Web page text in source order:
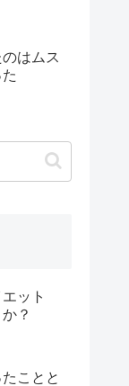
はムス
エット
？
ことと